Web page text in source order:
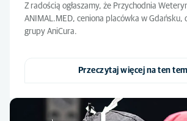
Z radością ogłaszamy, że Przychodnia
ANIMAL.MED, ceniona placówka w Gdańsku,
grupy AniCura.
Przeczytaj więcej na ten